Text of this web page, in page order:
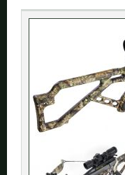
Tschechien |Kč
weitere Länder, siehe unten